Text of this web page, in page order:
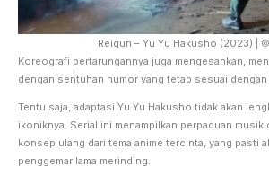
Reigun – Yu Yu Hakusho (2023) |
Koreografi pertarungannya juga mengesankan,
dengan sentuhan humor yang tetap sesuai dengan
Tentu saja, adaptasi Yu Yu Hakusho tidak akan
ikoniknya. Serial ini menampilkan perpaduan
konsep ulang dari tema anime tercinta, yang pasti
penggemar lama merinding.